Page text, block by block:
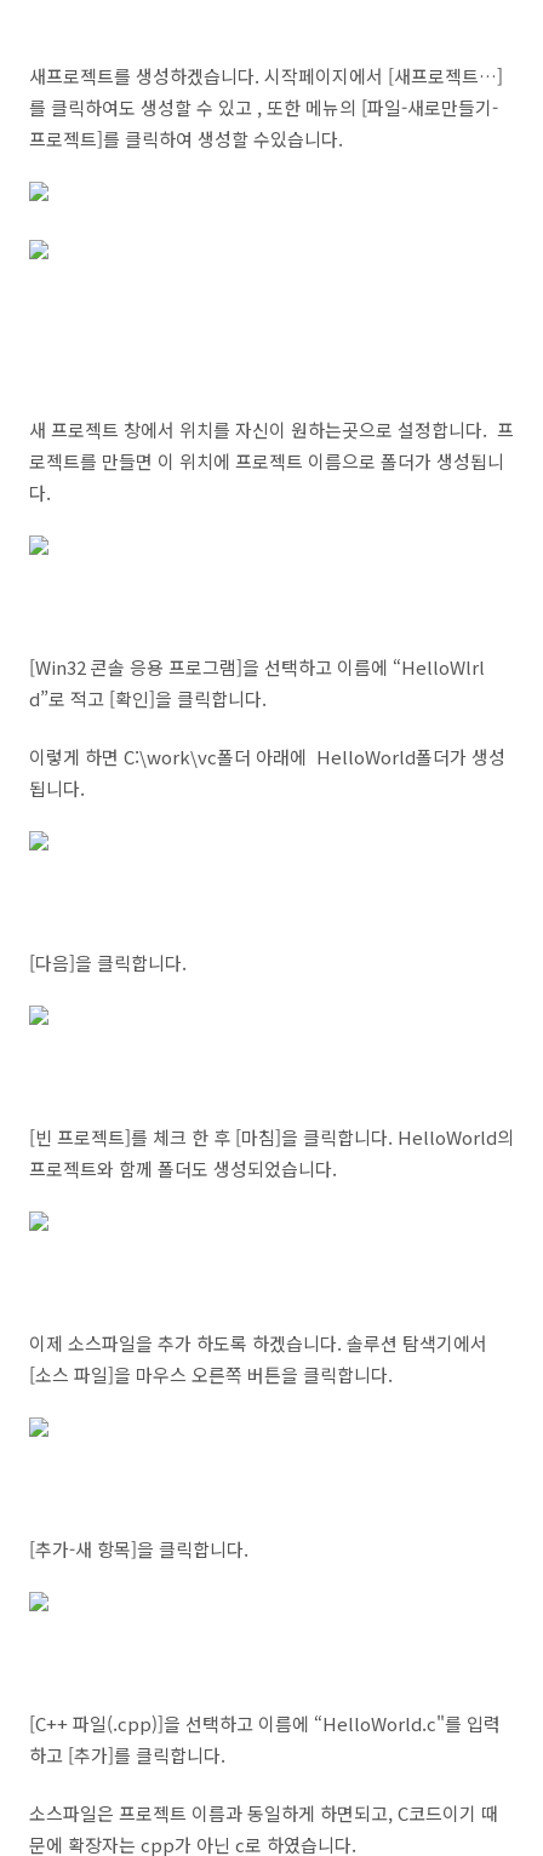
새프로젝트를 생성하겠습니다. 시작페이지에서 [새프로젝트…]
를 클릭하여도 생성할 수 있고 , 또한 메뉴의 [파일-새로만들기-
프로젝트]를 클릭하여 생성할 수있습니다.
새 프로젝트 창에서 위치를 자신이 원하는곳으로 설정합니다. 프
로젝트를 만들면 이 위치에 프로젝트 이름으로 폴더가 생성됩니
다.
[Win32 콘솔 응용 프로그램]을 선택하고 이름에 “HelloWlrl
d”로 적고 [확인]을 클릭합니다.
이렇게 하면 C:\work\vc폴더 아래에 HelloWorld폴더가 생성
됩니다.
[다음]을 클릭합니다.
[빈 프로젝트]를 체크 한 후 [마침]을 클릭합니다. HelloWorld의
프로젝트와 함께 폴더도 생성되었습니다.
이제 소스파일을 추가 하도록 하겠습니다. 솔루션 탐색기에서
[소스 파일]을 마우스 오른쪽 버튼을 클릭합니다.
[추가-새 항목]을 클릭합니다.
[C++ 파일(.cpp)]을 선택하고 이름에 “HelloWorld.c"를 입력
하고 [추가]를 클릭합니다.
소스파일은 프로젝트 이름과 동일하게 하면되고, C코드이기 때
문에 확장자는 cpp가 아닌 c로 하였습니다.